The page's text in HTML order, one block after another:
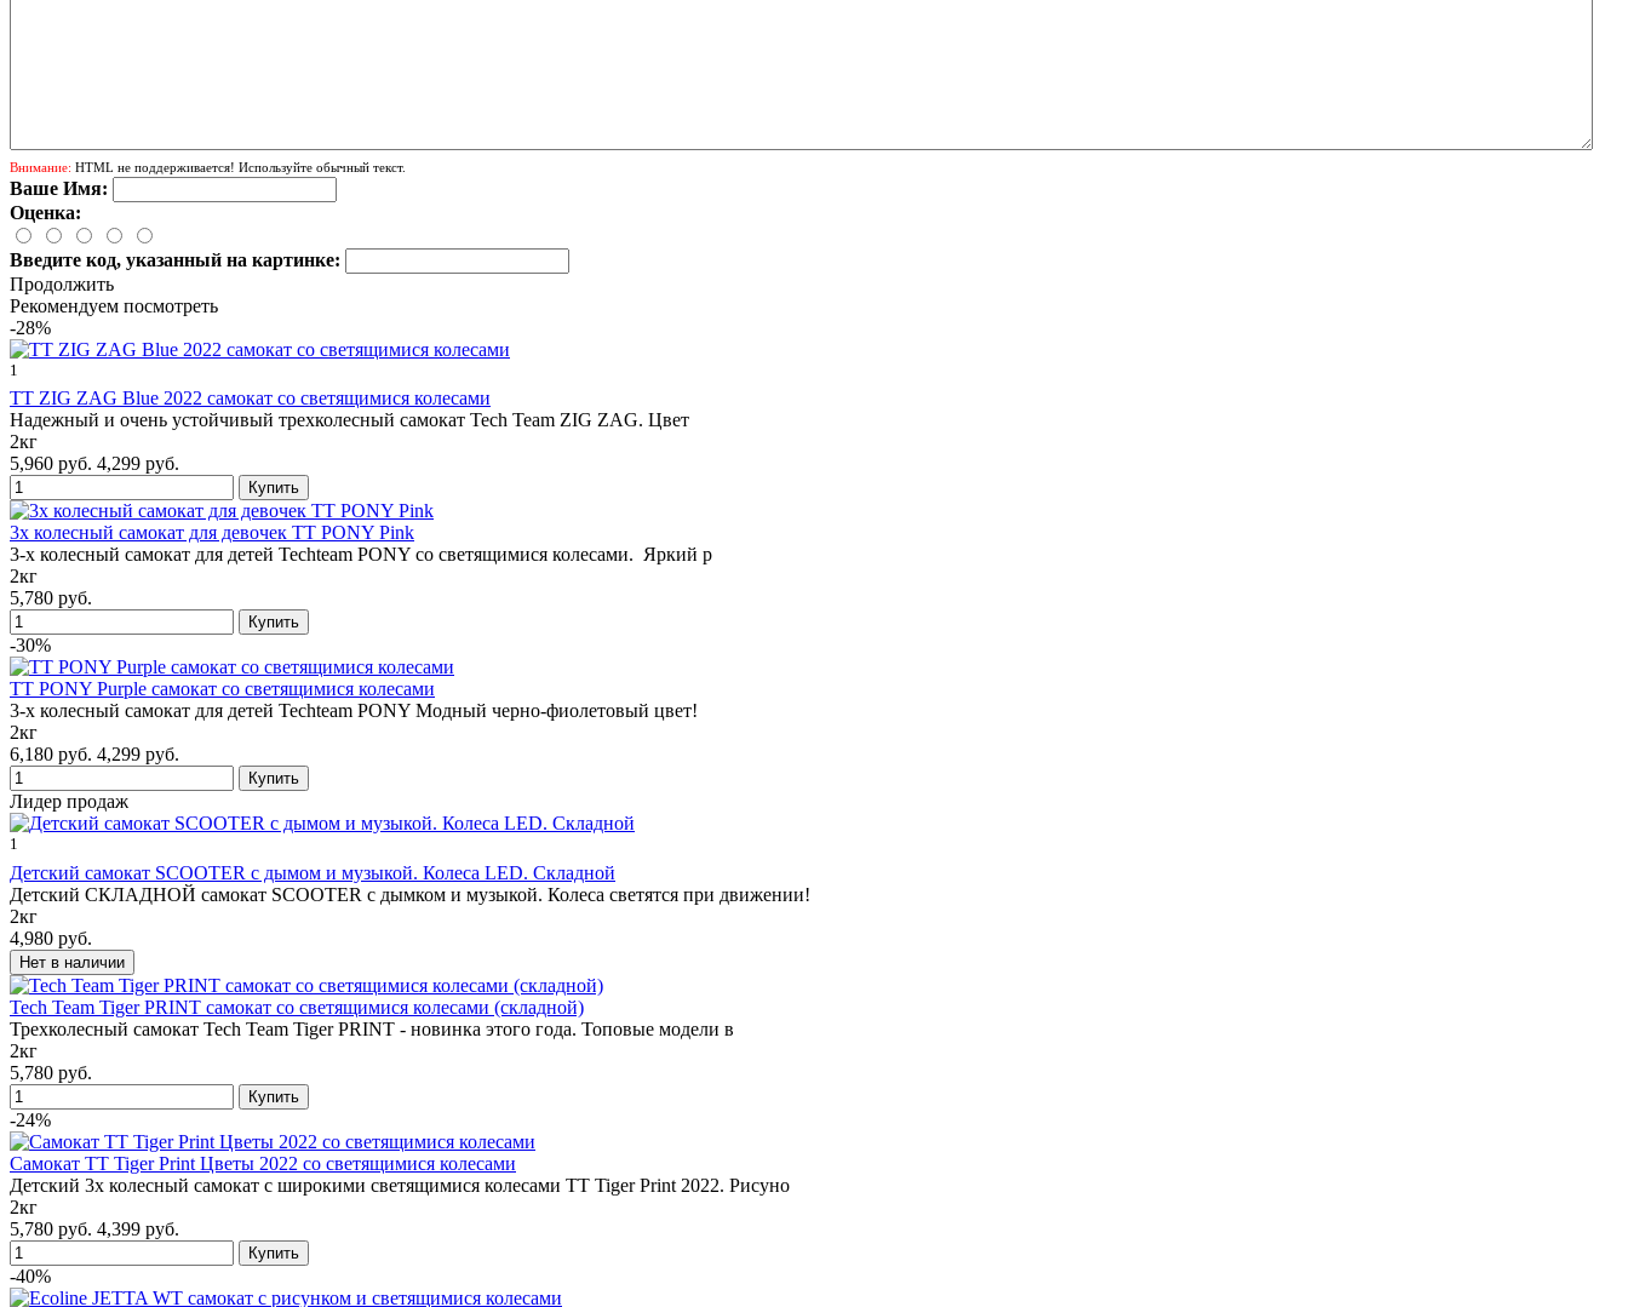
Внимание: HTML не поддерживается! Используйте обычный текст.
Ваше Имя:
Оценка:
Введите код, указанный на картинке:
Продолжить
Рекомендуем посмотреть
-28%
1
TT ZIG ZAG Blue 2022 самокат со светящимися колесами
Надежный и очень устойчивый трехколесный самокат Tech Team ZIG ZAG. Цвет
2кг
5,960 руб. 4,299 руб.
3х колесный самокат для девочек TT PONY Pink
3-х колесный самокат для детей Techteam PONY со светящимися колесами. Яркий р
2кг
5,780 руб.
-30%
TT PONY Purple самокат со светящимися колесами
3-х колесный самокат для детей Techteam PONY Модный черно-фиолетовый цвет!
2кг
6,180 руб. 4,299 руб.
Лидер продаж
1
Детский самокат SCOOTER с дымом и музыкой. Колеса LED. Складной
Детский СКЛАДНОЙ самокат SCOOTER с дымком и музыкой. Колеса светятся при движении!
2кг
4,980 руб.
Tech Team Tiger PRINT самокат со светящимися колесами (складной)
Трехколесный самокат Tech Team Tiger PRINT - новинка этого года. Топовые модели в
2кг
5,780 руб.
-24%
Самокат TT Tiger Print Цветы 2022 со светящимися колесами
Детский 3х колесный самокат с широкими светящимися колесами TT Tiger Print 2022. Рисуно
2кг
5,780 руб. 4,399 руб.
-40%